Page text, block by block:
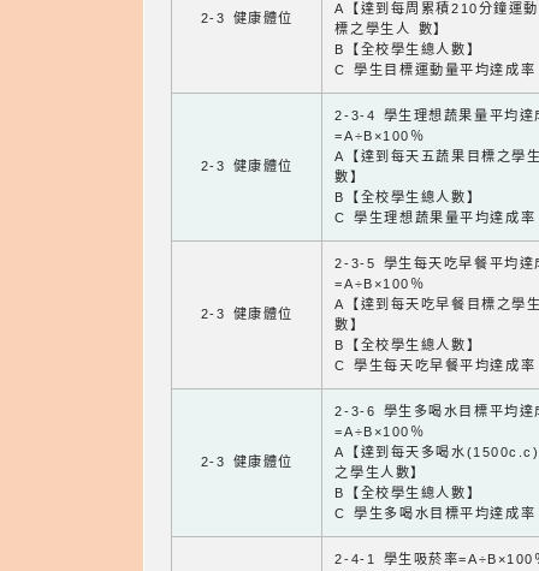
2-3 健康體位
A【達到每周累積210分鐘運
標之學生人 數】
B【全校學生總人數】
C 學生目標運動量平均達成率
2-3 健康體位
2-3-4 學生理想蔬果量平均達
=A÷B×100％
A【達到每天五蔬果目標之學
數】
B【全校學生總人數】
C 學生理想蔬果量平均達成率
2-3 健康體位
2-3-5 學生每天吃早餐平均達
=A÷B×100％
A【達到每天吃早餐目標之學
數】
B【全校學生總人數】
C 學生每天吃早餐平均達成率
2-3 健康體位
2-3-6 學生多喝水目標平均達
=A÷B×100％
A【達到每天多喝水
之學生人數】
B【全校學生總人數】
C 學生多喝水目標平均達成率
2-4-1 學生吸菸率=A÷B×100